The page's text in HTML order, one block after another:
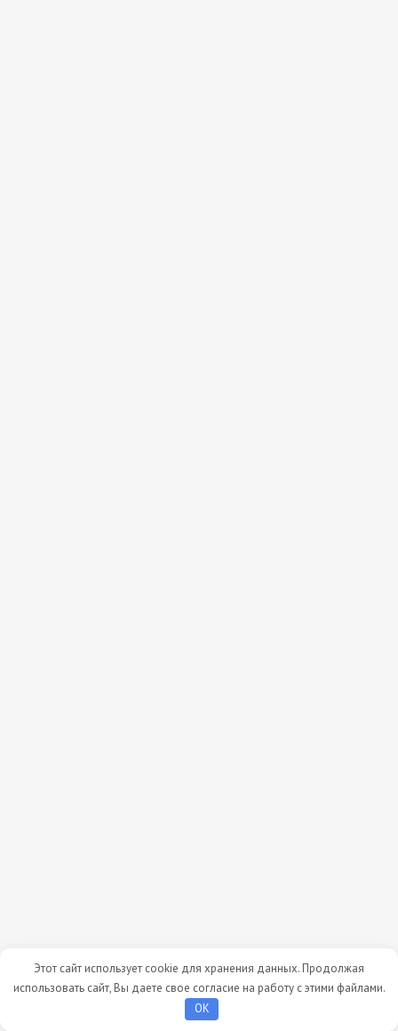
Этот сайт использует cookie для хранения данных. Продолжая
использовать сайт, Вы даете свое согласие на работу с этими файлами.
OK